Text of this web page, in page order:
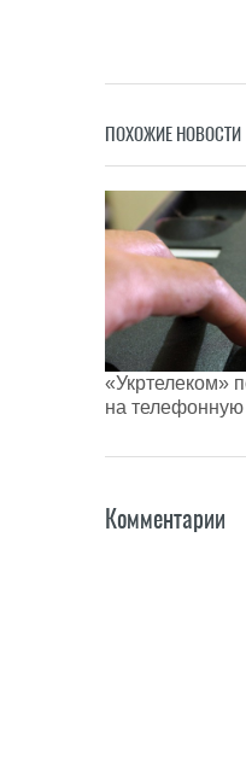
ПОХОЖИЕ НОВОСТИ
«Укртелеком»
на телефонную
Комментарии